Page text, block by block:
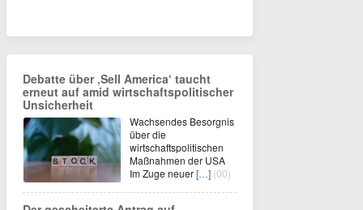
Debatte über ‚Sell America‘ taucht
erneut auf amid wirtschaftspolitischer
Unsicherheit
Wachsendes Besorgnis
über die
wirtschaftspolitischen
Maßnahmen der USA
Im Zuge neuer[…] (00)